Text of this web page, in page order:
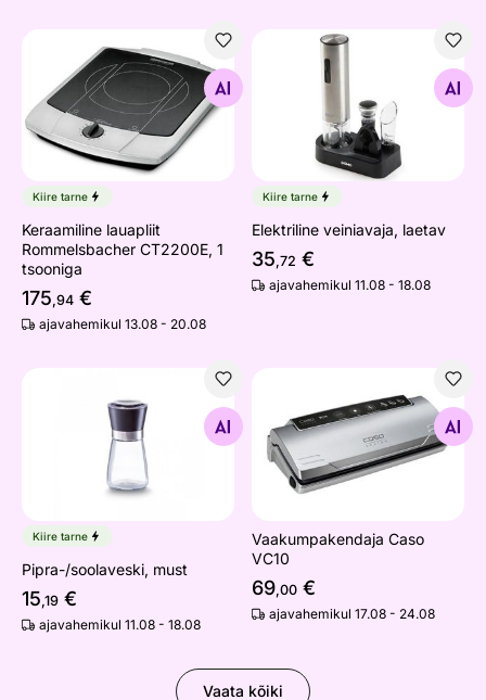
Keraamiline lauapliit Rommelsbacher CT2200E, 1
Otsi sarnaseid
Kiire tarne
Keraamiline lauapliit
Rommelsbacher CT2200E, 1
tsooniga
175,94 €
ajavahemikul 13.08 - 20.08
Elektriline veiniavaja, laetav
Kiire tarne
Elektriline veiniavaja, laetav
35,72 €
ajavahemikul 11.08 - 18.08
Pipra-/soolaveski, must
Otsi sarnaseid
Kiire tarne
Pipra-/soolaveski, must
15,19 €
ajavahemikul 11.08 - 18.08
Vaakumpakendaja Caso
Otsi sarnaseid
Vaakumpakendaja Caso
VC10
69,00 €
ajavahemikul 17.08 - 24.08
Vaata kõiki